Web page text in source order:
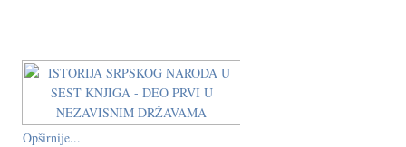
Opširnije...